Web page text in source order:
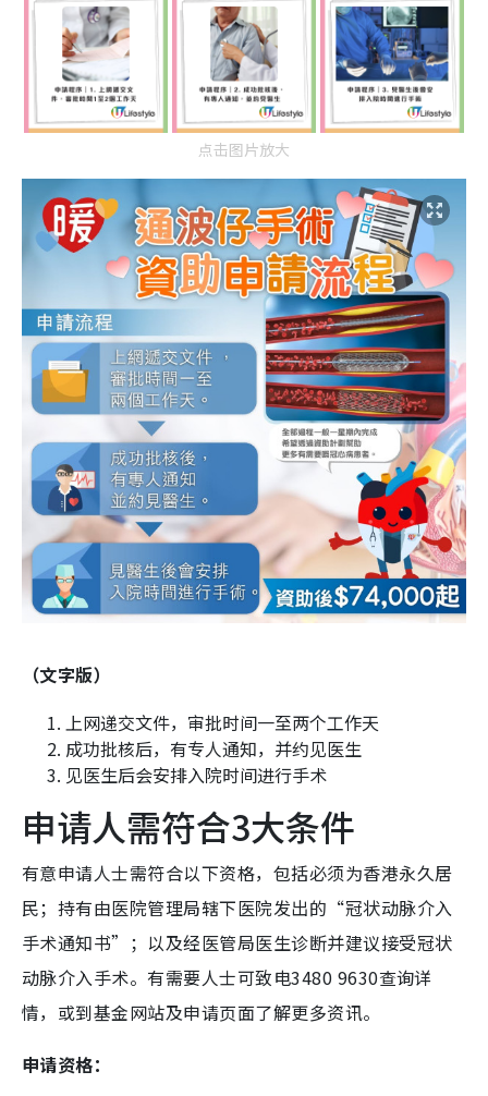
点击图片放大
（文字版）
上网递交文件，审批时间一至两个工作天
成功批核后，有专人通知，并约见医生
见医生后会安排入院时间进行手术
申请人需符合3大条件
有意申请人士需符合以下资格，包括必须为香港永久居
民；持有由医院管理局辖下医院发出的“冠状动脉介入
手术通知书”；以及经医管局医生诊断并建议接受冠状
动脉介入手术。有需要人士可致电3480 9630查询详
情，或到基金网站及申请页面了解更多资讯。
申请资格：